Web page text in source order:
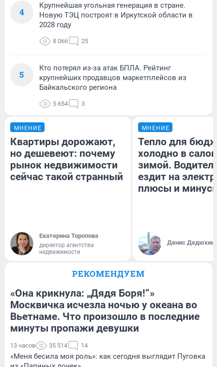
4
Крупнейшая угольная генерация в стране.
Новую ТЭЦ построят в Иркутской области в
2028 году
8 066 25
5
Кто потерял из-за атак БПЛА. Рейтинг
крупнейших продавцов маркетплейсов из
Байкальского региона
5 654 3
МНЕНИЕ
Квартиры дорожают,
но дешевеют: почему
рынок недвижимости
сейчас такой странный
Екатерина Торопова
директор агентства
недвижимости
МНЕНИЕ
Тепло для
холодно в
зимой.
ездит на
плюсы и
Денис Дедюхин
РЕКОМЕНДУЕМ
«Она крикнула: „Дядя Боря!“»
Москвичка исчезла ночью у океана во
Вьетнаме. Что произошло в последние
минуты пропажи девушки
13 часов 35 514 14
«Меня бесила моя роль»: как сегодня выглядит Пуговка